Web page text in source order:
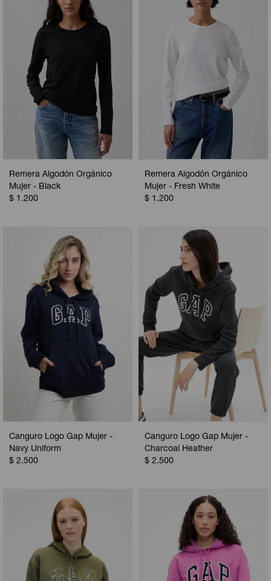
Remera Algodón Orgánico
Mujer - Black
$ 1.200
Remera Algodón Orgánico
Mujer - Fresh White
$ 1.200
Canguro Logo Gap Mujer -
Navy Uniform
$ 2.500
Canguro Logo Gap Mujer -
Charcoal Heather
$ 2.500